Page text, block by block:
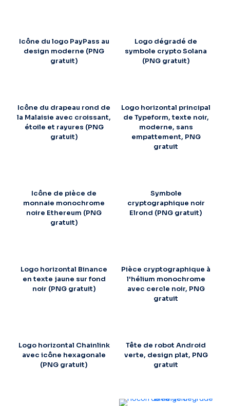
Icône du logo PayPass au
design moderne (PNG
gratuit)
Logo dégradé de
symbole crypto Solana
(PNG gratuit)
Icône du drapeau rond de
la Malaisie avec croissant,
étoile et rayures (PNG
gratuit)
Logo horizontal principal
de Typeform, texte noir,
moderne, sans
empattement, PNG
gratuit
Icône de pièce de
monnaie monochrome
noire Ethereum (PNG
gratuit)
Symbole
cryptographique noir
Elrond (PNG gratuit)
Logo horizontal Binance
en texte jaune sur fond
noir (PNG gratuit)
Pièce cryptographique à
l'hélium monochrome
avec cercle noir, PNG
gratuit
Logo horizontal Chainlink
avec icône hexagonale
(PNG gratuit)
Tête de robot Android
verte, design plat, PNG
gratuit